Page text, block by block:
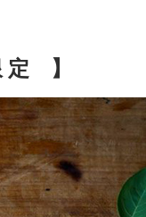
定 】